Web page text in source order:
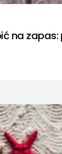
na zapas: